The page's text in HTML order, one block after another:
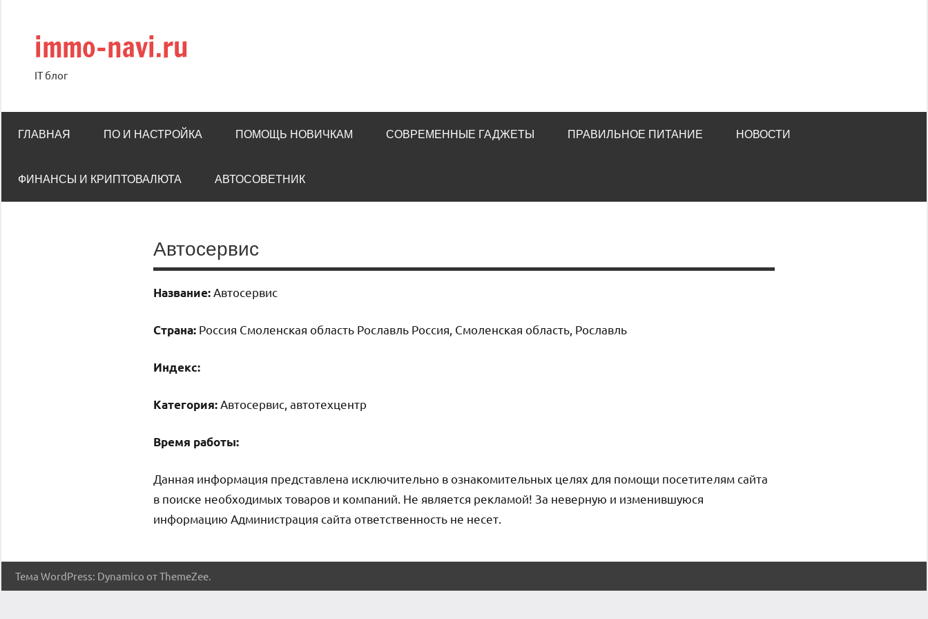
содержимому
immo-navi.ru
IT блог
ГЛАВНАЯ ПО И НАСТРОЙКА ПОМОЩЬ НОВИЧКАМ СОВРЕМЕННЫЕ ГАДЖЕТЫ ПРАВИЛЬНОЕ ПИТАНИЕ НОВОСТИ
ФИНАНСЫ И КРИПТОВАЛЮТА АВТОСОВЕТНИК
Автосервис
Название: Автосервис
Страна: Россия Смоленская область Рославль Россия, Смоленская область, Рославль
Индекс:
Категория: Автосервис, автотехцентр
Время работы:
Данная информация представлена исключительно в ознакомительных целях для помощи посетителям сайта
в поиске необходимых товаров и компаний. Не является рекламой! За неверную и изменившуюся
информацию Администрация сайта ответственность не несет.
Тема WordPress: Dynamico от ThemeZee.